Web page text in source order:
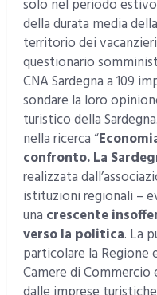
solo nel periodo
della durata media
territorio dei
questionario
CNA Sardegna a 109
sondare la loro
turistico della
nella ricerca “
confronto. La
realizzata
istituzioni regionali –
una crescente
verso la politica. La
particolare la Regione
Camere di